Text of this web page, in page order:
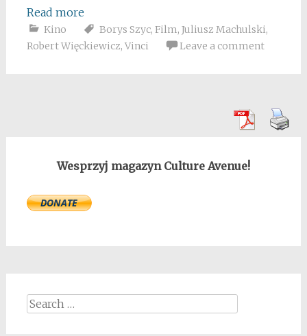
Read more
Kino Borys Szyc, Film, Juliusz Machulski,
Robert Więckiewicz, Vinci Leave a comment
Wesprzyj magazyn Culture Avenue!
Search